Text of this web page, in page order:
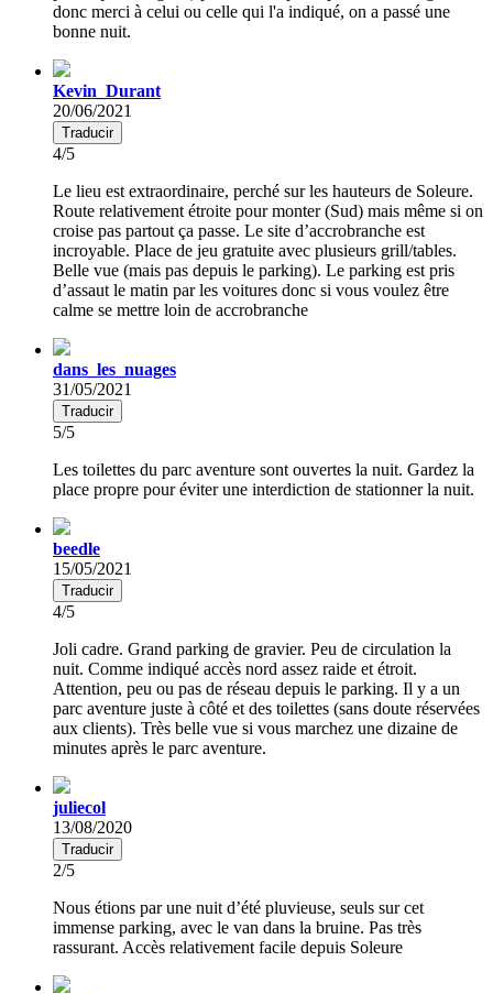
donc merci à celui ou celle qui l'a indiqué, on a passé une
bonne nuit.
Kevin_Durant
20/06/2021
Traducir
4/5
Le lieu est extraordinaire, perché sur les hauteurs de Soleure.
Route relativement étroite pour monter (Sud) mais même si on
croise pas partout ça passe. Le site d’accrobranche est
incroyable. Place de jeu gratuite avec plusieurs grill/tables.
Belle vue (mais pas depuis le parking). Le parking est pris
d’assaut le matin par les voitures donc si vous voulez être
calme se mettre loin de accrobranche
dans_les_nuages
31/05/2021
Traducir
5/5
Les toilettes du parc aventure sont ouvertes la nuit. Gardez la
place propre pour éviter une interdiction de stationner la nuit.
beedle
15/05/2021
Traducir
4/5
Joli cadre. Grand parking de gravier. Peu de circulation la
nuit. Comme indiqué accès nord assez raide et étroit.
Attention, peu ou pas de réseau depuis le parking. Il y a un
parc aventure juste à côté et des toilettes (sans doute réservées
aux clients). Très belle vue si vous marchez une dizaine de
minutes après le parc aventure.
juliecol
13/08/2020
Traducir
2/5
Nous étions par une nuit d’été pluvieuse, seuls sur cet
immense parking, avec le van dans la bruine. Pas très
rassurant. Accès relativement facile depuis Soleure